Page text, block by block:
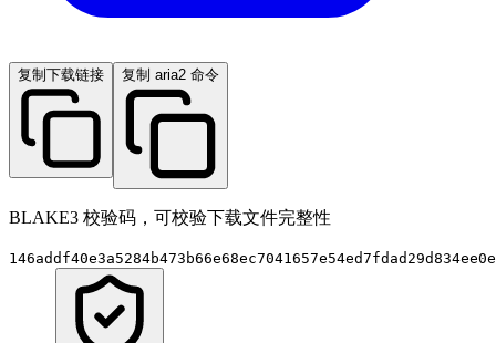
复制下载链接 复制 aria2 命令
BLAKE3 校验码，可校验下载文件完整性